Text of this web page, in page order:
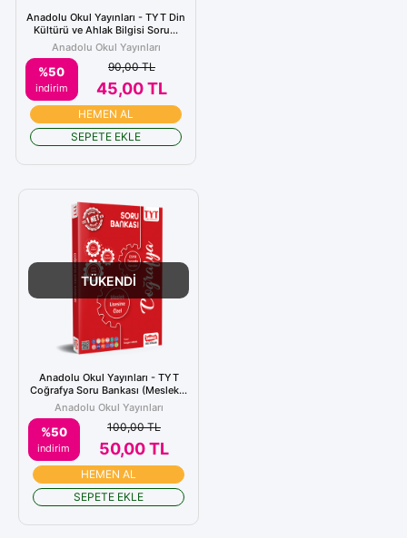
Anadolu Okul Yayınları - TYT Din
Kültürü ve Ahlak Bilgisi Soru...
Anadolu Okul Yayınları
%50
indirim
90,00 TL
45,00 TL
HEMEN AL
SEPETE EKLE
TÜKENDİ
Anadolu Okul Yayınları - TYT
Coğrafya Soru Bankası (Meslek...
Anadolu Okul Yayınları
%50
indirim
100,00 TL
50,00 TL
HEMEN AL
SEPETE EKLE